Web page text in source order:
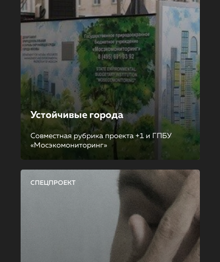
Устойчивые города
Совместная рубрика проекта +1 и ГПБУ
«Мосэкомониторинг»
СПЕЦПРОЕКТ